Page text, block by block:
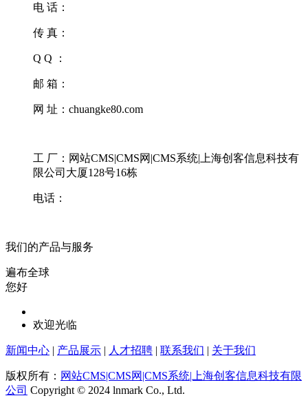
电 话：
传 真：
Q Q ：
邮 箱：
网 址：chuangke80.com
工 厂：网站CMS|CMS网|CMS系统|上海创客信息科技有
限公司大厦128号16栋
电话：
我们的产品与服务
遍布全球
您好
欢迎光临
新闻中心 | 产品展示 | 人才招聘 | 联系我们 | 关于我们
版权所有： 网站CMS|CMS网|CMS系统|上海创客信息科技有限
公司 Copyright © 2024 lnmark Co., Ltd.